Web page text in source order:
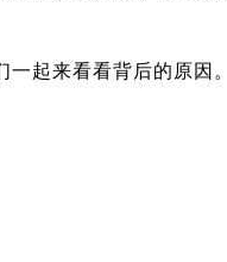
起来看看背后的原因。